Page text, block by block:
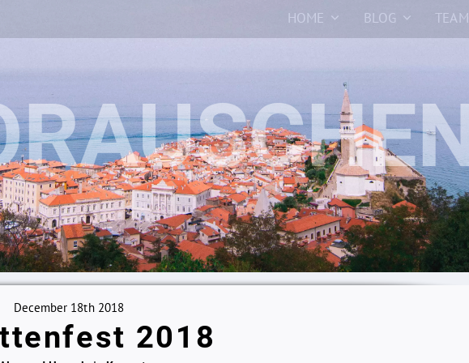
HOME BLOG TEAM
December 18th 2018
2018